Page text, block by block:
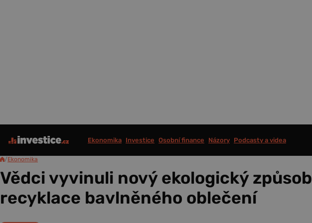
Ekonomika Investice Osobní finance Názory Podcasty a videa
/Ekonomika
Vědci vyvinuli nový ekologický způsob
recyklace bavlněného oblečení